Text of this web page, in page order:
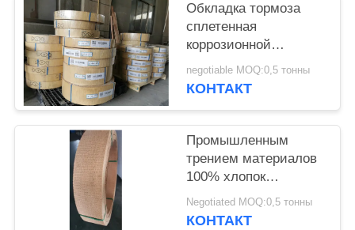
Обкладка тормоза
сплетенная
коррозионной
устойчивостью для
тормоза анкера
negotiable MOQ:0,5 тонны
КОНТАКТ
Промышленным
трением материалов
100% хлопок
обкладки тормоза не
сплетенное азбестом
Negotiated MOQ:0,5 тонны
КОНТАКТ